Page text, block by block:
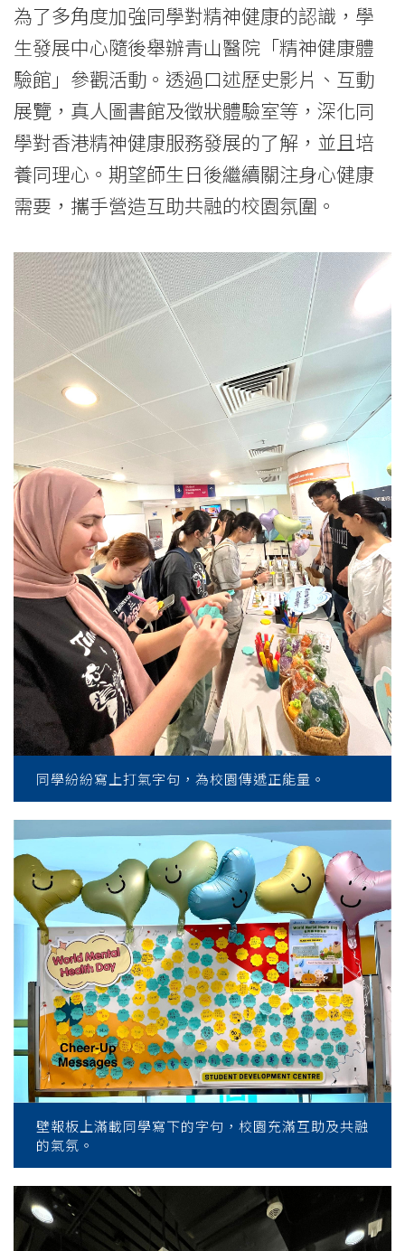
為了多角度加強同學對精神健康的認識，學
生發展中心隨後舉辦青山醫院「精神健康體
驗館」參觀活動。透過口述歷史影片、互動
展覽，真人圖書館及徵狀體驗室等，深化同
學對香港精神健康服務發展的了解，並且培
養同理心。期望師生日後繼續關注身心健康
需要，攜手營造互助共融的校園氛圍。
同學紛紛寫上打氣字句，為校園傳遞正能量。
壁報板上滿載同學寫下的字句，校園充滿互助及共融
的氣氛。